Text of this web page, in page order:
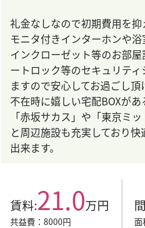
礼金なしなので初期費用を抑
モニタ付きインターホンや
インクローゼット等のお部
ートロック等のセキュリテ
ますので安心してお過ごし頂
不在時に嬉しい宅配BOXがあ
「赤坂サカス」や「東京ミ
と周辺施設も充実しており
出来ます。
賃料:21.0万円
共益費：8000円 面